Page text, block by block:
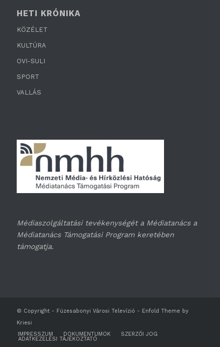
HETI KRÓNIKA
KÖZÉLET
KULTÚRA
OVI-SULI
SPORT
VALLÁS
Médiaszolgáltatási tevékenységét a Médiatanács a
Médiatanács Támogatási Program keretében
támogatja.
© Copyright - Füzesabonyi Városi Televízió - Enfold Theme by
Kriesi
IMPRESSZUM
DOKUMENTUMOK SZERZŐI JOG
ADATKEZELÉSI TÁJÉKOZTATÓ